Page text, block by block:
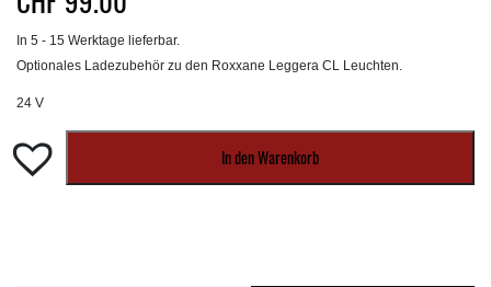
In 5 - 15 Werktage lieferbar.
Optionales Ladezubehör zu den Roxxane Leggera CL Leuchten.
24 V
In den Warenkorb